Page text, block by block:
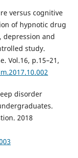
versus cognitive
of hypnotic drug
depression and
study.
Vol.16, p.15–21,
disorder
2018